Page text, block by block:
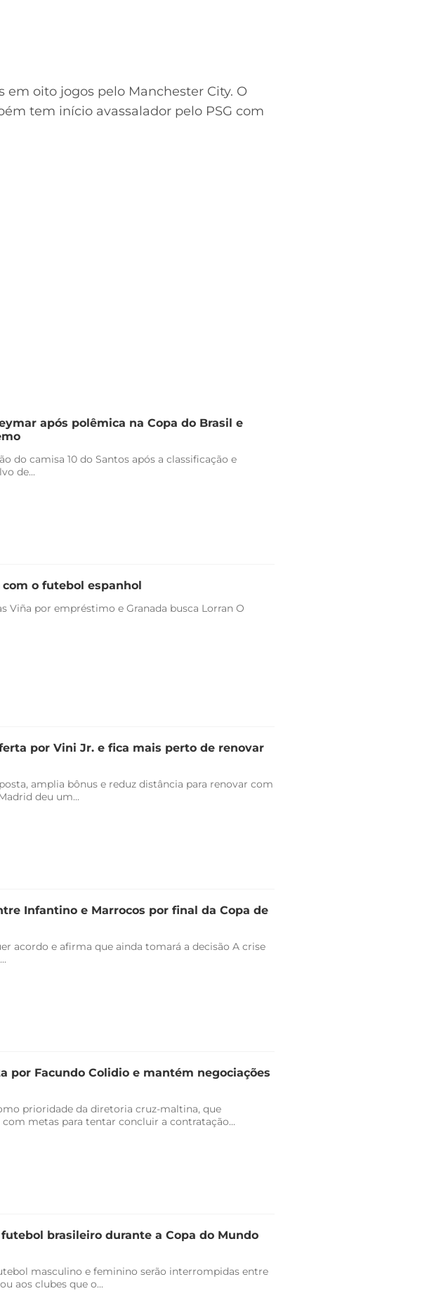
em oito jogos pelo Manchester City. O
tem início avassalador pelo PSG com
após polêmica na Copa do Brasil e
do camisa 10 do Santos após a classificação e
de...
o futebol espanhol
Viña por empréstimo e Granada busca Lorran O
por Vini Jr. e fica mais perto de renovar
amplia bônus e reduz distância para renovar com
deu um...
Infantino e Marrocos por final da Copa de
acordo e afirma que ainda tomará a decisão A crise
por Facundo Colidio e mantém negociações
prioridade da diretoria cruz-maltina, que
metas para tentar concluir a contratação...
brasileiro durante a Copa do Mundo
masculino e feminino serão interrompidas entre
aos clubes que o...